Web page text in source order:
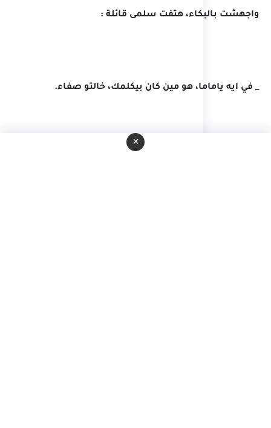
واجهشت بالبكاء، هتفت سلمى قائلة :
_ في ايه ياماما، هو مين كان بيكلمك، خالتو صفاء.
×